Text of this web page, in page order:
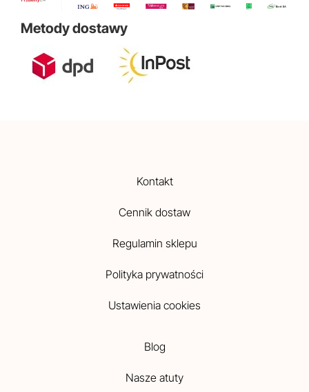
Metody dostawy
Kontakt
Cennik dostaw
Regulamin sklepu
Polityka prywatności
Ustawienia cookies
Blog
Nasze atuty